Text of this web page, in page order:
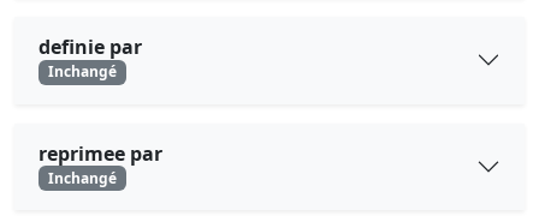
definie par
Inchangé
reprimee par
Inchangé